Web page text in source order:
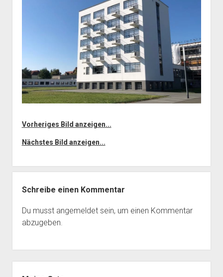
Kunst
Geschichte
open
dropdown
menu
Geschichte der Stadt Berlin
Impressum
Vorheriges Bild anzeigen...
Nächstes Bild anzeigen...
Schreibe einen Kommentar
Du musst angemeldetsein, um einen Kommentar
abzugeben.